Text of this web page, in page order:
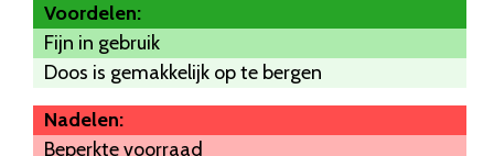
Voordelen:
Fijn in gebruik
Doos is gemakkelijk op te bergen
Nadelen:
Beperkte voorraad